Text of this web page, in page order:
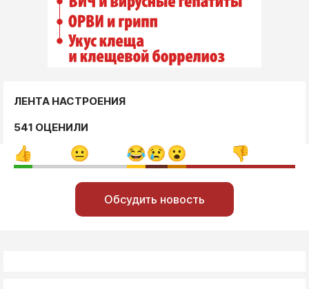
ЛЕНТА НАСТРОЕНИЯ
541 ОЦЕНИЛИ
Обсудить новость